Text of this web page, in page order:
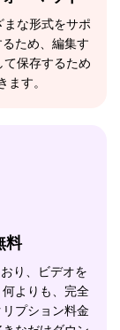
な形式をサポ
ため、編集す
保存するため
ます。
料
り、ビデオを
よりも、完全
プション料金